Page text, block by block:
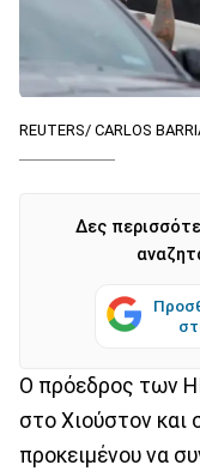
REUTERS/ CARLOS
Δες
Ο πρόεδρος των
στο Χιούστον και
προκειμένου να